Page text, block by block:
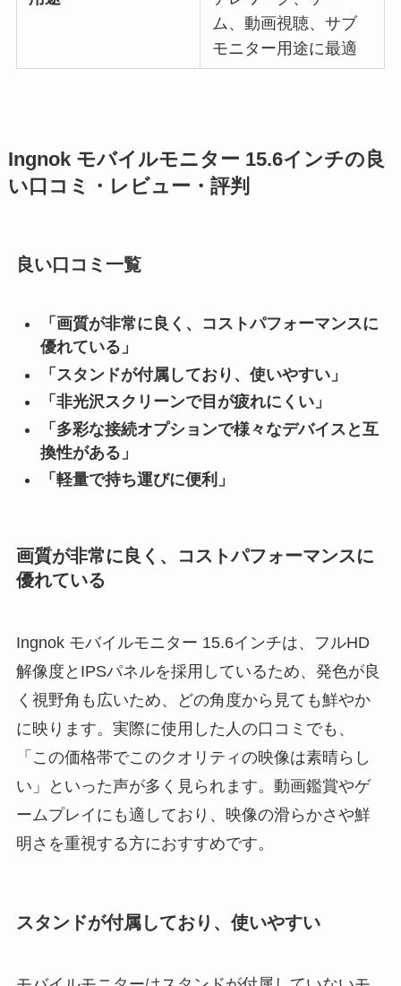
ム、動画視聴、サブ
モニター用途に最適
Ingnok モバイルモニター 15.6インチの良
い口コミ・レビュー・評判
良い口コミ一覧
「画質が非常に良く、コストパフォーマンスに
優れている」
「スタンドが付属しており、使いやすい」
「非光沢スクリーンで目が疲れにくい」
「多彩な接続オプションで様々なデバイスと互
換性がある」
「軽量で持ち運びに便利」
画質が非常に良く、コストパフォーマンスに
優れている
Ingnok モバイルモニター 15.6インチは、フルHD
解像度とIPSパネルを採用しているため、発色が良
く視野角も広いため、どの角度から見ても鮮やか
に映ります。実際に使用した人の口コミでも、
「この価格帯でこのクオリティの映像は素晴らし
い」といった声が多く見られます。動画鑑賞やゲ
ームプレイにも適しており、映像の滑らかさや鮮
明さを重視する方におすすめです。
スタンドが付属しており、使いやすい